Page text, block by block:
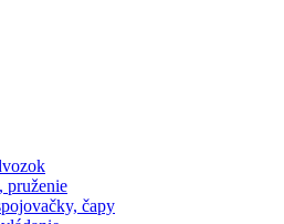
pruženie
čapy